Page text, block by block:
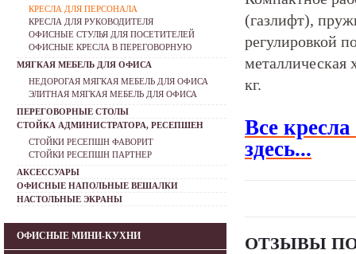
(газлифт),
регулировкой
металлическая
кг.
Все
здесь...
ОТЗЫВЫ
КРЕСЛА ДЛЯ ПЕРСОНАЛА
КРЕСЛА ДЛЯ РУКОВОДИТЕЛЯ
ОФИСНЫЕ СТУЛЬЯ ДЛЯ ПОСЕТИТЕЛЕЙ
ОФИСНЫЕ КРЕСЛА В ПЕРЕГОВОРНУЮ
МЯГКАЯ МЕБЕЛЬ ДЛЯ ОФИСА
НЕДОРОГАЯ МЯГКАЯ МЕБЕЛЬ ДЛЯ ОФИСА
ЭЛИТНАЯ МЯГКАЯ МЕБЕЛЬ ДЛЯ ОФИСА
ПЕРЕГОВОРНЫЕ СТОЛЫ
СТОЙКА АДМИНИСТРАТОРА, РЕСЕПШЕН
СТОЙКИ РЕСЕПШН ФАВОРИТ
СТОЙКИ РЕСЕПШН ПАРТНЕР
АКСЕССУАРЫ
ОФИСНЫЕ НАПОЛЬНЫЕ ВЕШАЛКИ
НАСТОЛЬНЫЕ ЭКРАНЫ
ОФИСНЫЕ МИНИ-КУХНИ